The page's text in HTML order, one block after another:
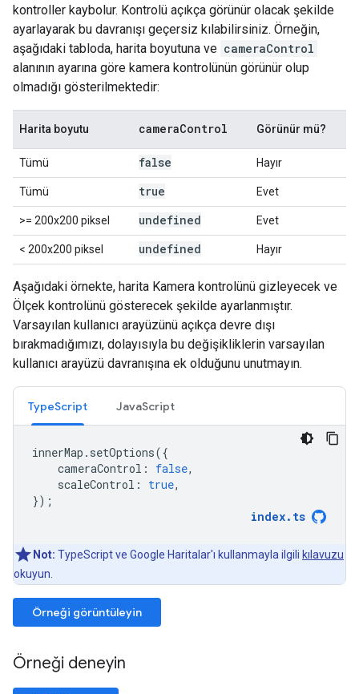
kontroller kaybolur. Kontrolü açıkça görünür olacak şekilde
ayarlayarak bu davranışı geçersiz kılabilirsiniz. Örneğin,
aşağıdaki tabloda, harita boyutuna ve cameraControl
alanının ayarına göre kamera kontrolünün görünür olup
olmadığı gösterilmektedir:
Harita boyutu cameraControl Görünür mü?
Tümü false Hayır
Tümü true Evet
>= 200x200 piksel undefined Evet
< 200x200 piksel undefined Hayır
Aşağıdaki örnekte, harita Kamera kontrolünü gizleyecek ve
Ölçek kontrolünü gösterecek şekilde ayarlanmıştır.
Varsayılan kullanıcı arayüzünü açıkça devre dışı
bırakmadığımızı, dolayısıyla bu değişikliklerin varsayılan
kullanıcı arayüzü davranışına ek olduğunu unutmayın.
TypeScript JavaScript
innerMap . setOptions({
cameraControl : false,
scaleControl : true,
});
index. ts
Not: TypeScript ve Google Haritalar'ı kullanmayla ilgili kılavuzu
okuyun.
Örneği görüntüleyin
Örneği deneyin